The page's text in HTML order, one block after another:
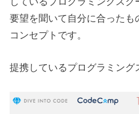
要望を聞いて自分に合ったも
コンセプトです。
提携しているプログラミング